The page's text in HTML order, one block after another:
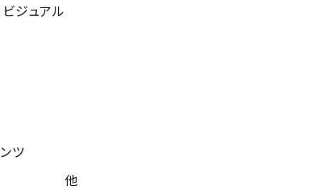
ジュアル
ツ